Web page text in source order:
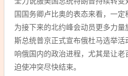
国国务卿卢比奥的表态来看，一定
为接下来的北约峰会动员更多力
斯总统普京正式宣布俄杜马选举活
响俄国内的政治进程，尤其是让老
迫使冲突尽快结束。